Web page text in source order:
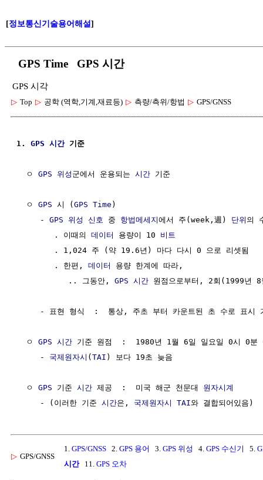
[정보통신기술용어해설]
GPS Time GPS 시간
GPS 시각
▷ Top ▷ 공학 (역학,기계,재료등) ▷ 측량/측위/항법 ▷ GPS/GNSS
1. GPS 시간 기준
  ㅇ
GPS 위성 군에서 운용되는 시간 기준
  ㅇ
GPS 시 (GPS Time )
     -
GPS 위성 신호 중 항법메세지에서 주(week,週) 단위 의
        . 이때의
데이터 용량이 10 비트
        . 1,024 주 (약 19.6년) 마다 다시 0 으로 리셋됨
        . 한편,
데이터
용량 한계에 따라,
           .. 그동안,
GPS 시간 원점으로부터, 2회(1999년
- 표현 형식  :  통상, 주초 부터 카운트된 초 수로 표시
  ㅇ
GPS 시간 기준 원점  :  1980년 1월 6일 일요일 0시 0분
     -
국제원자시 (TAI ) 보다 19초 늦음
  ㅇ
GPS 기준 시간 제공  :  미국 해군 천문대 원자시계
     - (이러한 기준
시간은, 국제원자시 TAI
▷ GPS/GNSS
1. GPS/GNSS 2. GPS 용어 3. GPS 위성 4. GPS 수신기 5.
시간11. GPS 오차